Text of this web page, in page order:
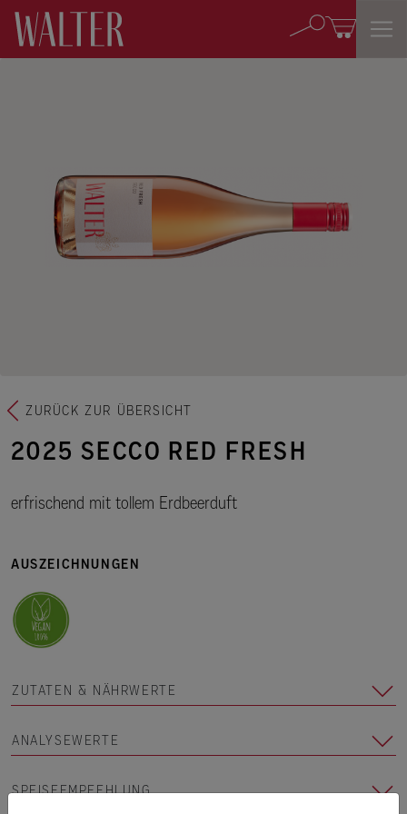
ZURÜCK ZUR ÜBERSICHT
2025 SECCO RED FRESH
erfrischend mit tollem Erdbeerduft
AUSZEICHNUNGEN
ZUTATEN & NÄHRWERTE
ANALYSEWERTE
SPEISEEMPFEHLUNG